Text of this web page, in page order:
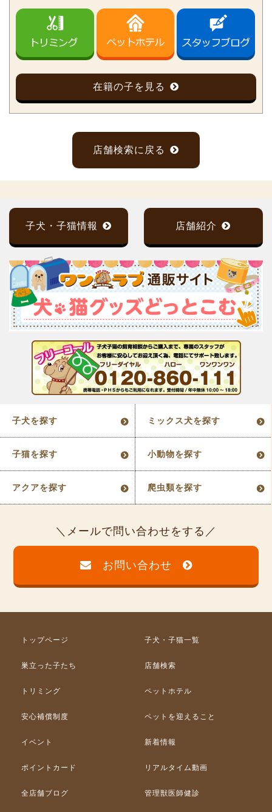
在籍の子を見る
店舗検索に戻る
子犬・子猫情報 店舗紹介
子犬を探す ミックス犬を探す
子猫を探す 小動物を探す
アクアを探す 爬虫類を探す
メールで問い合わせをする
お問い合わせ
トップページ 子犬・子猫一覧
巣立った子たち 店舗検索
トリミング ペットホテル
安心補償制度 ペットを迎えること
イベント 新着情報
ポイントカード リアルタイム動画
全店舗ブログ 管理獣医師健診